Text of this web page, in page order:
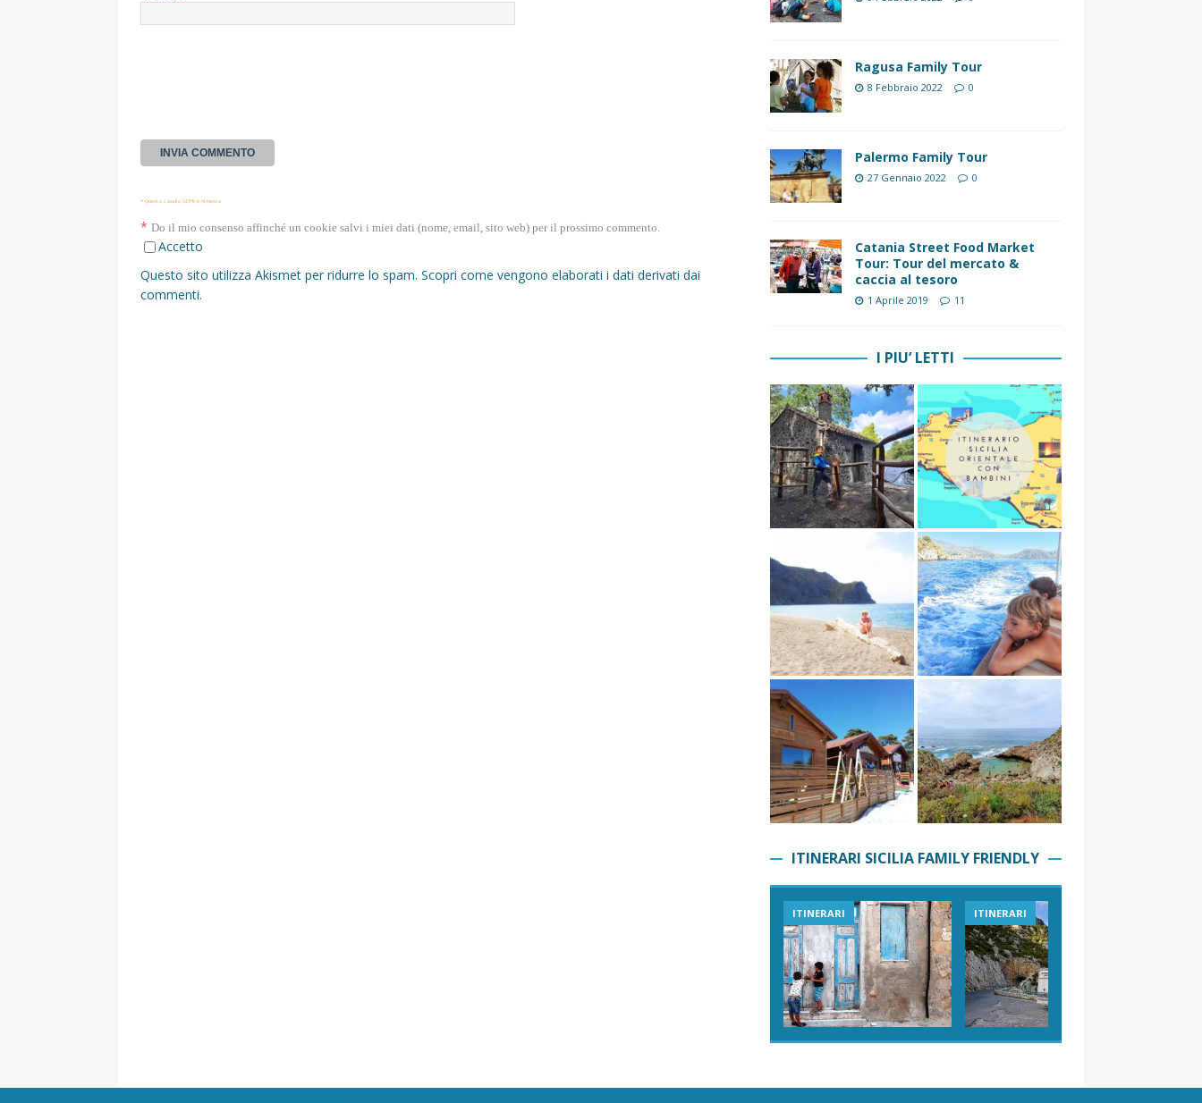
* Questa casella GDPR è richiesta
* Do il mio consenso affinché un cookie salvi i miei dati (nome, email, sito web) per il prossimo commento.
Accetto
Questo sito utilizza Akismet per ridurre lo spam. Scopri come vengono elaborati i dati derivati dai
commenti.
Ragusa Family Tour
8 Febbraio 2022 0
Palermo Family Tour
27 Gennaio 2022 0
Catania Street Food Market
Tour: Tour del mercato &
caccia al tesoro
1 Aprile 2019 11
I PIU’ LETTI
ITINERARI SICILIA FAMILY FRIENDLY
ITINERARI ITINERARI